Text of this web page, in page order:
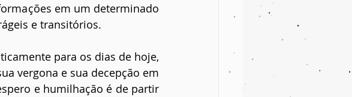
em um determinado
e transitórios.
para os dias de hoje,
vergona e sua decepção em
e humilhação é de partir